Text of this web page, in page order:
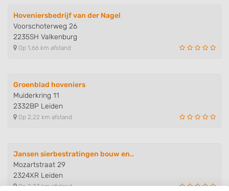
Hoveniersbedrijf van der Nagel
Voorschoterweg 26
2235SH Valkenburg
Op 1,66 km afstand
Groenblad hoveniers
Muiderkring 11
2332BP Leiden
Op 2,22 km afstand
Jansen sierbestratingen bouw en..
Mozartstraat 29
2324XR Leiden
Op 2,23 km afstand